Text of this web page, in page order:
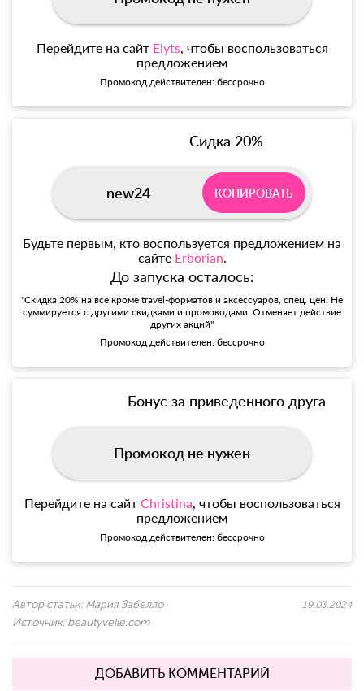
Перейдите на сайт Elyts, чтобы воспользоваться
предложением
Промокод действителен: бессрочно
Сидка 20%
new24 КОПИРОВАТЬ
Будьте первым, кто воспользуется предложением на
сайте Erborian.
До запуска осталось:
"Скидка 20% на все кроме travel-форматов и аксессуаров, спец. цен! Не
суммируется с другими скидками и промокодами. Отменяет действие
других акций"
Промокод действителен: бессрочно
Бонус за приведенного друга
Промокод не нужен
Перейдите на сайт Christina, чтобы воспользоваться
предложением
Промокод действителен: бессрочно
Автор статьи: Мария Забелло
Источник: beautyvelle.com
19.03.2024
ДОБАВИТЬ КОММЕНТАРИЙ